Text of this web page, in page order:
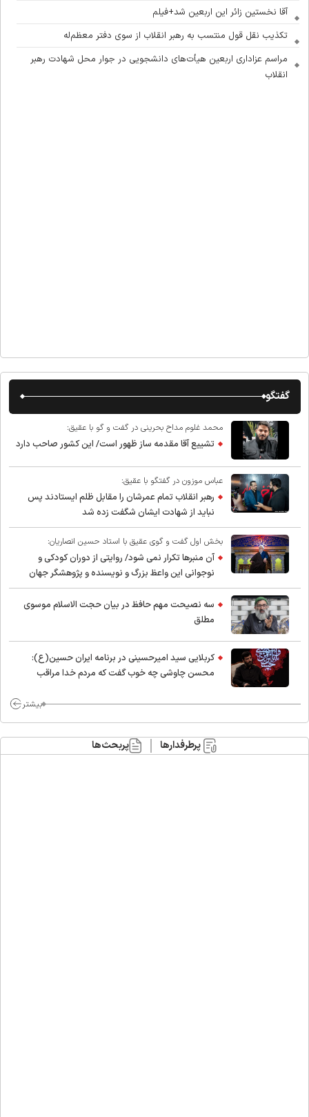
آقا نخستین زائر این اربعین شد+فیلم
تکذیب نقل قول منتسب به رهبر انقلاب از سوی دفتر معظم‌له
مراسم عزاداری اربعین هیأت‌های دانشجویی در جوار محل شهادت رهبر
انقلاب
گفتگو
محمد غلوم مداح بحرینی در گفت و گو با عقیق:
تشییع آقا مقدمه ساز ظهور است/ این کشور صاحب دارد
عباس موزون در گفتگو با عقیق:
رهبر انقلاب تمام عمرشان را مقابل ظلم ایستادند پس
نباید از شهادت ایشان شگفت زده شد
بخش اول گفت و گوی عقیق با استاد حسین انصاریان:
آن منبرها تکرار نمی شود/ روایتی از دوران کودکی و
نوجوانی این واعظ بزرگ و نویسنده و پژوهشگر جهان
اسلام
سه نصیحت مهم حافظ در بیان حجت الاسلام موسوی
مطلق
کربلایی سید امیر‌حسینی در برنامه ایران حسین(ع):
محسن چاوشی چه خوب گفت که مردم خدا مراقب
بیشتر
پرطرفدارها پربحث‌ها